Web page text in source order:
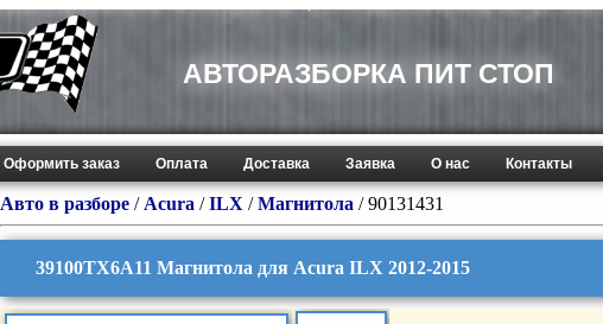
АВТОРАЗБОРКА ПИТ СТОП
Оформить заказ Оплата Доставка Заявка О нас Контакты
Авто в разборе / Acura /ILX /Магнитола / 90131431
39100TX6A11 Магнитола для Acura ILX 2012-2015